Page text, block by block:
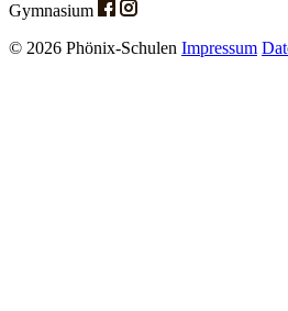
Gymnasium
© 2026 Phönix-Schulen Impressum